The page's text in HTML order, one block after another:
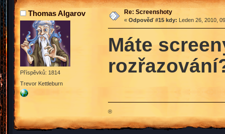
Thomas Algarov
Příspěvků: 1814
Trevor Kettleburn
Re: Screenshoty
« Odpověď #15 kdy: Leden 26, 2010,
Máte
®